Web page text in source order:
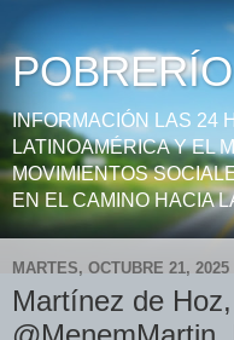
INFORMACIÓN LAS 24
LATINOAMÉRICA Y EL
MOVIMIENTOS
EN EL CAMINO HACIA
MARTES, OCTUBRE 21, 2025
Martínez de